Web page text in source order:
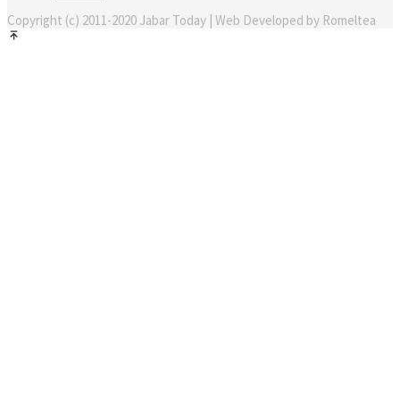
Copyright (c) 2011-2020 Jabar Today | Web Developed by Romeltea